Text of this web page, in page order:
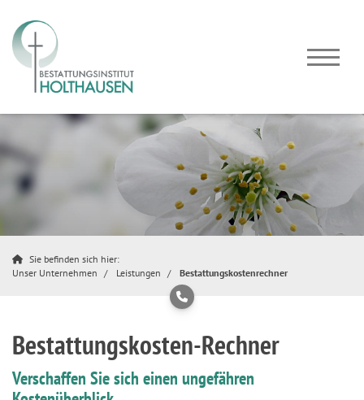
Sie befinden sich hier:
Unser Unternehmen
Leistungen Bestattungskostenrechner
Bestattungskosten-Rechner
Verschaffen Sie sich einen ungefähren